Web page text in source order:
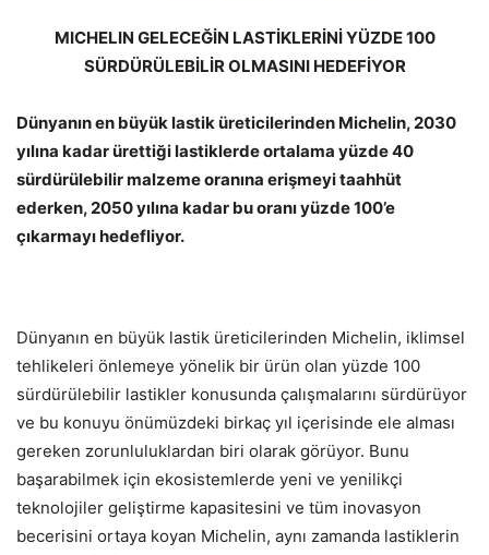
MICHELIN GELECEĞİN LASTİKLERİNİ YÜZDE 100
SÜRDÜRÜLEBİLİR OLMASINI HEDEFİYOR
Dünyanın en büyük lastik üreticilerinden Michelin, 2030
yılına kadar ürettiği lastiklerde ortalama yüzde 40
sürdürülebilir malzeme oranına erişmeyi taahhüt
ederken, 2050 yılına kadar bu oranı yüzde 100’e
çıkarmayı hedefliyor.
Dünyanın en büyük lastik üreticilerinden Michelin, iklimsel
tehlikeleri önlemeye yönelik bir ürün olan yüzde 100
sürdürülebilir lastikler konusunda çalışmalarını sürdürüyor
ve bu konuyu önümüzdeki birkaç yıl içerisinde ele alması
gereken zorunluluklardan biri olarak görüyor. Bunu
başarabilmek için ekosistemlerde yeni ve yenilikçi
teknolojiler geliştirme kapasitesini ve tüm inovasyon
becerisini ortaya koyan Michelin, aynı zamanda lastiklerin